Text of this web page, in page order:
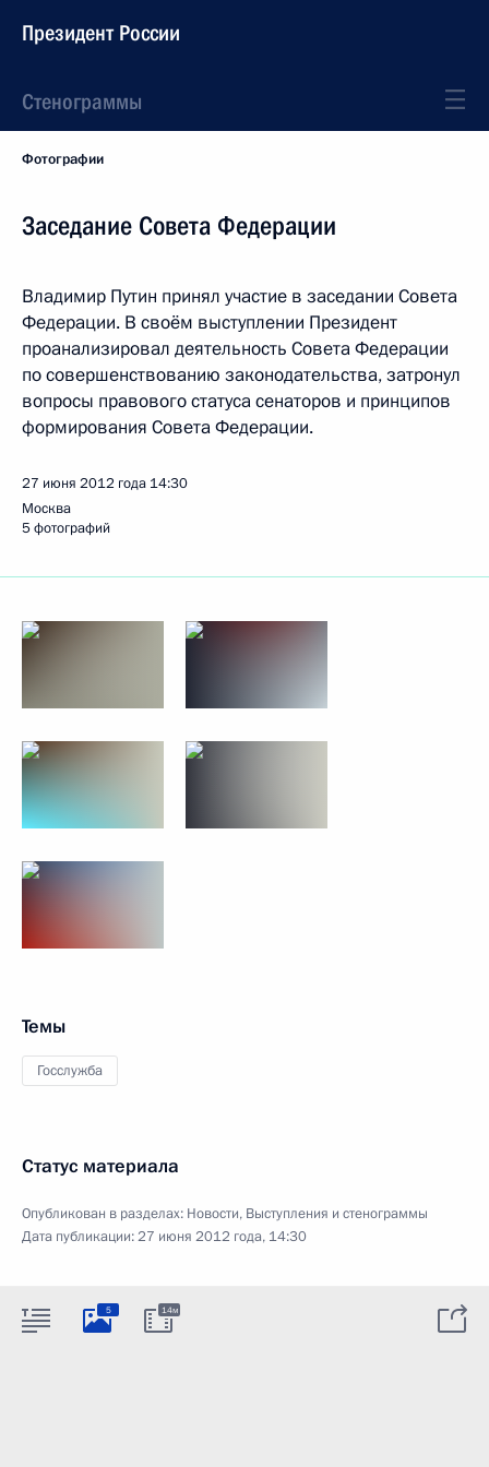
Президент России
Стенограммы
Фотографии
Заседание Совета Федерации
Владимир Путин принял участие в заседании Совета
Федерации. В своём выступлении Президент
проанализировал деятельность Совета Федерации
по совершенствованию законодательства, затронул
вопросы правового статуса сенаторов и принципов
формирования Совета Федерации.
27 июня 2012 года 14:30
Москва
5 фотографий
Темы
Госслужба
Статус материала
Опубликован в разделах: Новости, Выступления и стенограммы
Дата публикации:27 июня 2012 года, 14:30
5 14м